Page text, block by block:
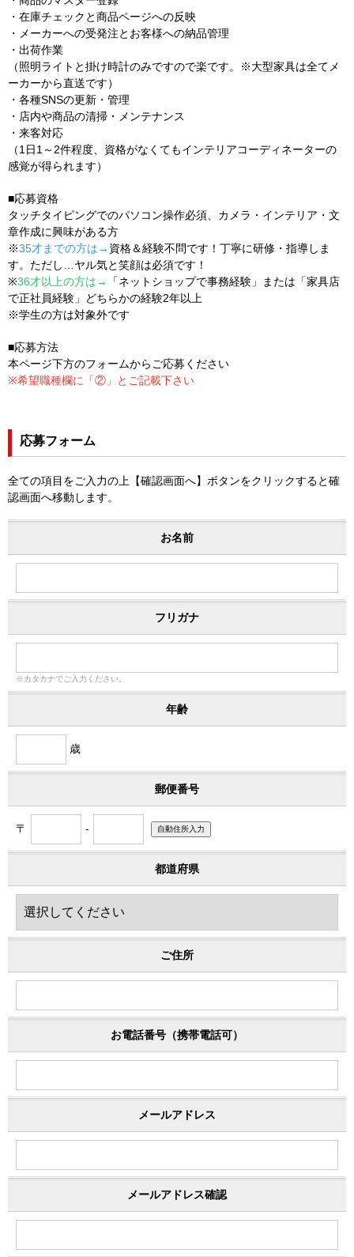
・在庫チェックと商品ページへの反映
・メーカーへの受発注とお客様への納品管理
・出荷作業
（照明ライトと掛け時計のみですので楽です。※大型家具は全てメ
ーカーから直送です）
・各種SNSの更新・管理
・店内や商品の清掃・メンテナンス
・来客対応
（1日1～2件程度、資格がなくてもインテリアコーディネーターの
感覚が得られます）
■応募資格
タッチタイピングでのパソコン操作必須、カメラ・インテリア・文
章作成に興味がある方
※35才までの方は→ 資格＆経験不問です！丁寧に研修・指導しま
す。ただし…ヤル気と笑顔は必須です！
※36才以上の方は→
「ネットショップで事務経験」または「家具店
で正社員経験」どちらかの経験2年以上
※学生の方は対象外です
■応募方法
本ページ下方のフォームからご応募ください
※希望職種欄に「②」とご記載下さい
応募フォーム
全ての項目をご入力の上【確認画面へ】ボタンをクリックすると確
認画面へ移動します。
お名前
フリガナ
※カタカナでご入力ください。
年齢
歳
郵便番号
〒 -
都道府県
ご住所
お電話番号（携帯電話可）
メールアドレス
メールアドレス確認